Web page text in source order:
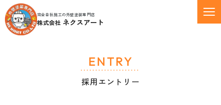
完全自社施工の外壁塗装専門店
株式会社 ネクスアート
ENTRY
採用エントリー